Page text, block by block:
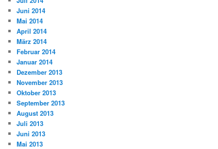
Juni 2014
Mai 2014
April 2014
März 2014
Februar 2014
Januar 2014
Dezember 2013
November 2013
Oktober 2013
September 2013
August 2013
Juli 2013
Juni 2013
Mai 2013